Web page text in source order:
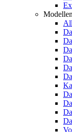
Modellen